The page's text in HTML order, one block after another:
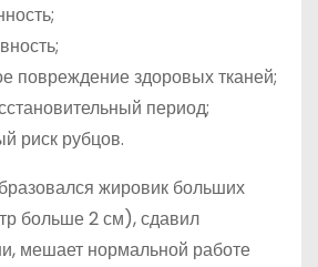
повреждение здоровых тканей;
период;
риск рубцов.
жировик больших
больше 2 см), сдавил
мешает нормальной работе